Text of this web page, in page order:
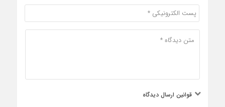
قوانین ارسال دیدگاه
ثبت دیدگاه
پربازدید ها